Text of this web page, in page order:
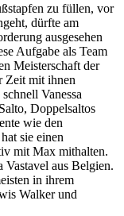
zu füllen, vor
dürfte am
ausgesehen
Aufgabe als Team
Meisterschaft der
Zeit mit ihnen
Vanessa
Doppelsaltos
wie den
sie einen
mit Max mithalten.
Vastavel aus Belgien.
in ihrem
Walker und